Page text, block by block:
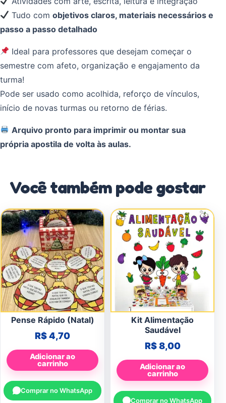
Tudo comobjetivos claros, materiais necessários e
passo a passo detalhado
Ideal para professores que desejam começar o
semestre com afeto, organização e engajamento da
turma!
Pode ser usado como acolhida, reforço de vínculos,
início de novas turmas ou retorno de férias.
Arquivo pronto para imprimir ou montar sua
própria apostila de volta às aulas.
Você também pode gostar
Pense Rápido (Natal)
R$4,70
Adicionar ao
carrinho
Comprar no WhatsApp
Kit Alimentação
Saudável
R$8,00
Adicionar ao
carrinho
Comprar no WhatsApp